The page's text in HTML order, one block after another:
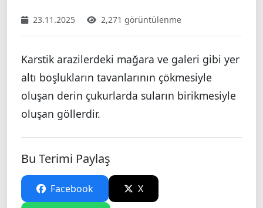
23.11.2025 2,271 görüntülenme
Karstik arazilerdeki mağara ve galeri gibi yer
altı boşlukların tavanlarının çökmesiyle
oluşan derin çukurlarda suların birikmesiyle
oluşan göllerdir.
Bu Terimi Paylaş
Facebook X